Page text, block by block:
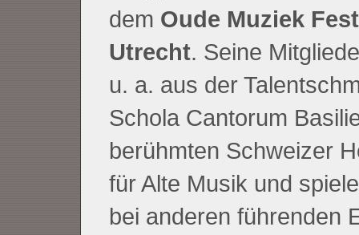
dem Oude Muziek
Utrecht. Seine
u. a. aus der
Schola Cantorum
berühmten Schweizer
für Alte Musik und
bei anderen führenden